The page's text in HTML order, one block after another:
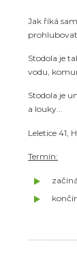
Jak říká
​Stodola je
vodu,
Stodola je
a louky...
Leletice 41,
Termín: